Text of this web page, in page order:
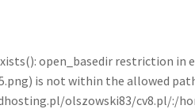
open_basedir restriction
is not within the allowed
olszowski83/cv8.pl/:/